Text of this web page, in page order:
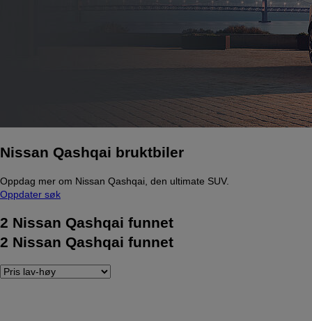
Nissan Qashqai bruktbiler
Oppdag mer om Nissan Qashqai, den ultimate SUV.
Oppdater søk
2 Nissan Qashqai funnet
2 Nissan Qashqai funnet